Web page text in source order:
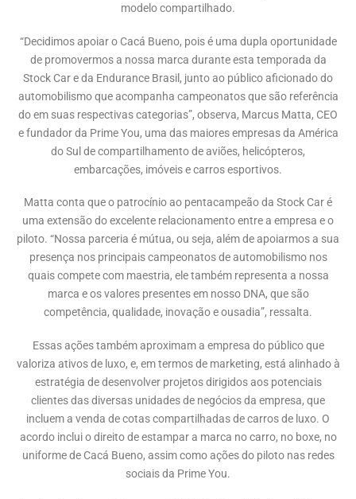
modelo compartilhado.
“Decidimos apoiar o Cacá Bueno, pois é uma dupla oportunidade
de promovermos a nossa marca durante esta temporada da
Stock Car e da Endurance Brasil, junto ao público aficionado do
automobilismo que acompanha campeonatos que são referência
do em suas respectivas categorias”, observa, Marcus Matta, CEO
e fundador da Prime You, uma das maiores empresas da América
do Sul de compartilhamento de aviões, helicópteros,
embarcações, imóveis e carros esportivos.
Matta conta que o patrocínio ao pentacampeão da Stock Car é
uma extensão do excelente relacionamento entre a empresa e o
piloto. “Nossa parceria é mútua, ou seja, além de apoiarmos a sua
presença nos principais campeonatos de automobilismo nos
quais compete com maestria, ele também representa a nossa
marca e os valores presentes em nosso DNA, que são
competência, qualidade, inovação e ousadia”, ressalta.
Essas ações também aproximam a empresa do público que
valoriza ativos de luxo, e, em termos de marketing, está alinhado à
estratégia de desenvolver projetos dirigidos aos potenciais
clientes das diversas unidades de negócios da empresa, que
incluem a venda de cotas compartilhadas de carros de luxo. O
acordo inclui o direito de estampar a marca no carro, no boxe, no
uniforme de Cacá Bueno, assim como ações do piloto nas redes
sociais da Prime You.